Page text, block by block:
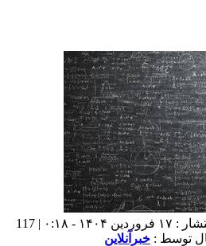
شناسه خبر : 51742 | تاریخ انتشار : ۱۷ فروردین ۱۴۰۴ - ۰:۱۸ | 117
توسط : خبرآنلاین